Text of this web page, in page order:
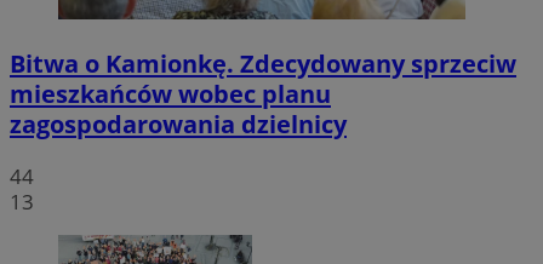
Bitwa o Kamionkę. Zdecydowany sprzeciw
mieszkańców wobec planu
zagospodarowania dzielnicy
44
13